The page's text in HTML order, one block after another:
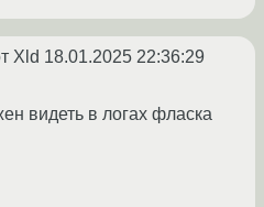
Xld 18.01.2025 22:36:29
видеть в логах фласка